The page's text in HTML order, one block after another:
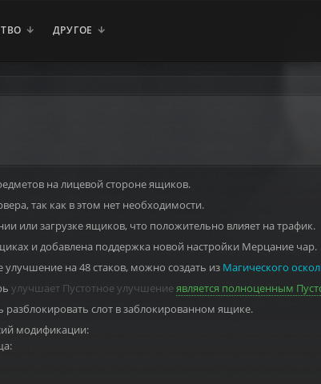
ДРУГОЕ
на лицевой стороне ящиков.
так как в этом нет необходимости.
или загрузке ящиков, что положительно влияет на трафик.
и добавлена поддержка новой настройки Мерцание чар.
на 48 стаков, можно создать из Магического
улучшает Пустотное улучшение является полноценным
слот в заблокированном ящике.
модификации: